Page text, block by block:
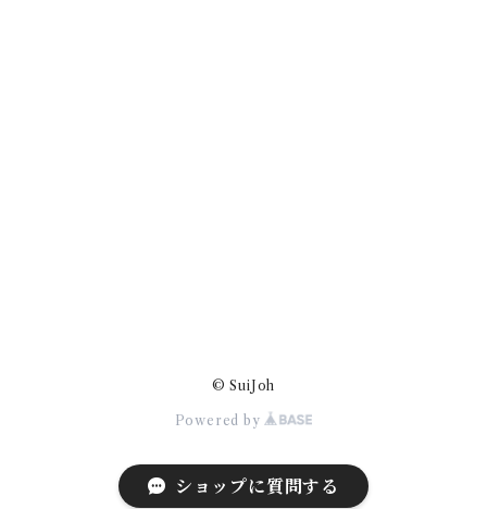
© SuiJoh
Powered by
ショップに質問する